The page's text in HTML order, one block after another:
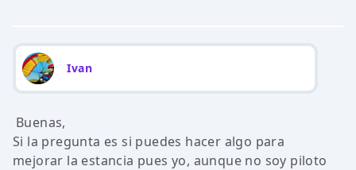
Ivan
Buenas,
Si la pregunta es si puedes hacer algo para
mejorar la estancia pues yo, aunque no soy piloto